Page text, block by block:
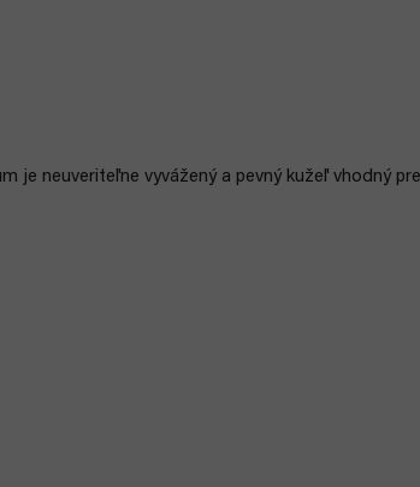
je neuveriteľne vyvážený a pevný kužeľ vhodný